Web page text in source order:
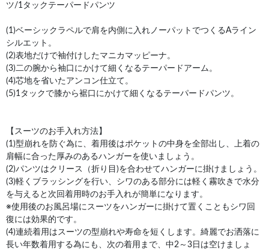
ツ/1タックテーパードパンツ
(1)ベーシックラペルで肩を内側に入れノーパットでつくるAライン
シルエット。
(2)表地だけで袖付けしたマニカマッピーナ。
(3)二の腕から袖口にかけて細くなるテーパードアーム。
(4)芯地を省いたアンコン仕立て。
(5)1タックで膝から裾口にかけて細くなるテーパードパンツ。
【スーツのお手入れ方法】
(1)型崩れを防ぐ為に、着用後はポケットの中身を全部出し、上着の
肩幅に合った厚みのあるハンガーを使いましょう。
(2)パンツはクリース（折り目)を合わせてハンガーに掛けましょう。
(3)軽くブラッシングを行い、シワのある部分には軽く霧吹きで水分
を与えると次回着用時のお手入れが簡単になります。
※使用後のお風呂場にスーツをハンガーに掛けて置くこともシワ回
復には効果的です。
(4)連続着用はスーツの型崩れや寿命を短くします。綺麗でお洒落に
長い年数着用する為にも、次の着用まで、中2～3日は空けましょ